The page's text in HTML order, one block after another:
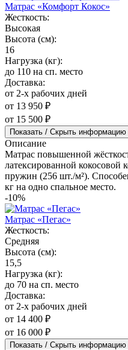
Матрас «Комфорт Кокос»
Жесткость:
Высокая
Высота (см):
16
Нагрузка (кг):
до 110 на сп. место
Доставка:
от 2-х рабочих дней
от 13 950 ₽
от 15 500 ₽
Показать / Скрыть информацию
Описание
Матрас повышенной
латексированной кокосовой
пружин (256 шт./м²).
кг на одно спальное место.
-10%
Матрас «Пегас»
Жесткость:
Средняя
Высота (см):
15,5
Нагрузка (кг):
до 70 на сп. место
Доставка:
от 2-х рабочих дней
от 14 400 ₽
от 16 000 ₽
Показать / Скрыть информацию